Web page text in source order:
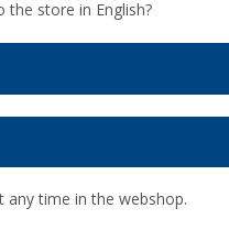
the store in English?
any time in the webshop.